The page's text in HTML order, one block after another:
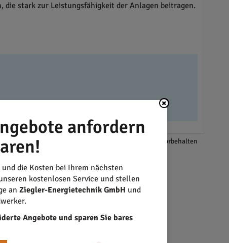
die stark zur Leistungsfähigkeit der Anlagen beitragen.
*Änderungen und Irrtümer vorbehalten
anfordern
die Kosten bei Ihrem nächsten
kostenlosen Service und stellen
an Ziegler-Energietechnik GmbH und
Angebote und sparen Sie bares